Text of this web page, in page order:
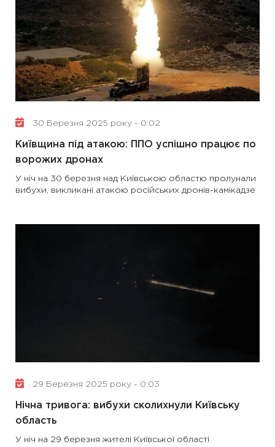
30 Березня 2025 року - 0:02
Київщина під атакою: ППО успішно працює по
ворожих дронах
У ніч на 30 березня над Київською областю пролунали
вибухи, викликані атакою російських дронів-камікадзе
29 Березня 2025 року - 0:03
Нічна тривога: вибухи сколихнули Київську
область
У ніч на 29 березня жителі Київської області